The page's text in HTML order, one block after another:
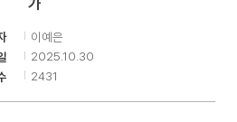
가
이예은
2025.10.30
2431